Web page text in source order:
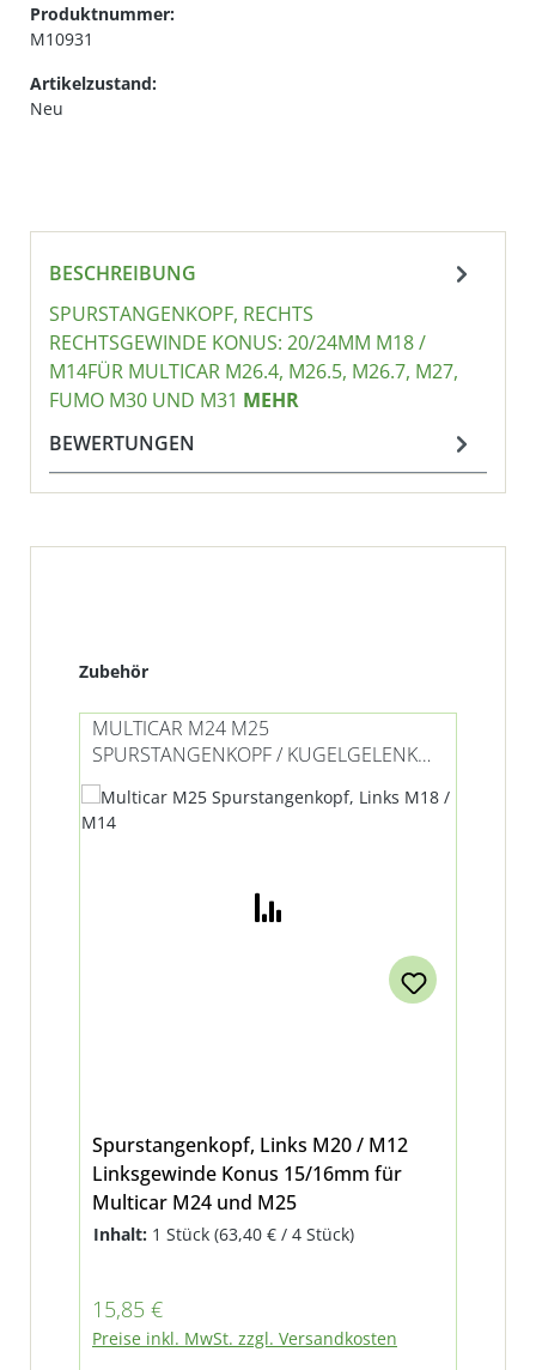
Produktnummer:
M10931
Artikelzustand:
Neu
BESCHREIBUNG
SPURSTANGENKOPF, RECHTS
RECHTSGEWINDE KONUS: 20/24MM M18 /
M14FÜR MULTICAR M26.4, M26.5, M26.7, M27,
FUMO M30 UND M31 MEHR
BEWERTUNGEN
Produktgalerie überspringen
Zubehör
MULTICAR M24 M25
SPURSTANGENKOPF / KUGELGELENK
LINKS M20 / M12
Spurstangenkopf, Links M20 / M12
Linksgewinde Konus 15/16mm für
Multicar M24 und M25
Inhalt: 1 Stück (63,40 € / 4 Stück)
Regulärer Preis:
15,85 €
Preise inkl. MwSt. zzgl. Versandkosten